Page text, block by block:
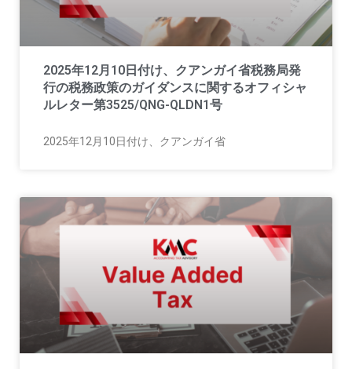
2025年12月10日付け、クアンガイ省税務局発
行の税務政策のガイダンスに関するオフィシャ
ルレター第3525/QNG-QLDN1号
2025年12月10日付け、クアンガイ省